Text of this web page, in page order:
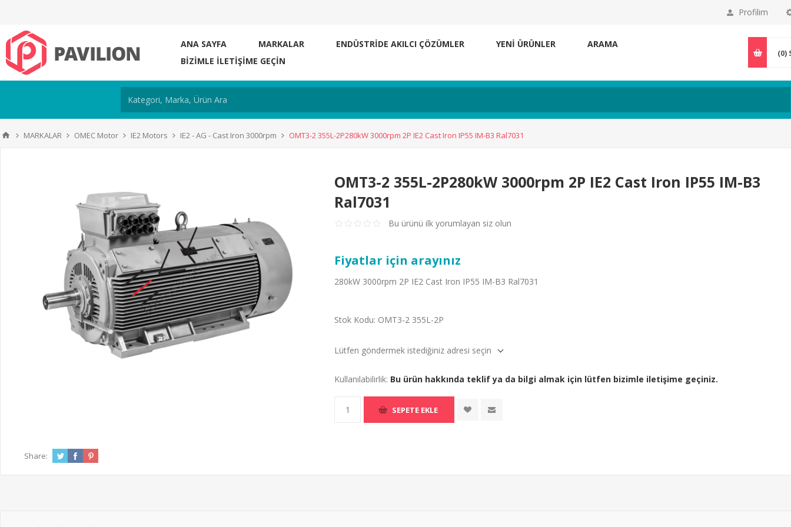
Profilim
ANA SAYFA MARKALAR ENDÜSTRİDE AKILCI ÇÖZÜMLER YENI ÜRÜNLER
ARAMA
BIZIMLE ILETIŞIME GEÇIN
(0)
MARKALAR OMEC Motor IE2 Motors IE2 - AG - Cast Iron 3000rpm OMT3-2 355L-2P280kW 3000rpm 2P IE2 Cast Iron IP55 IM-B3 Ral7031
OMT3-2 355L-2P280kW 3000rpm 2P IE2 Cast Iron IP55 IM-B3
Ral7031
Bu ürünü ilk yorumlayan siz olun
Fiyatlar için arayınız
280kW 3000rpm 2P IE2 Cast Iron IP55 IM-B3 Ral7031
Stok Kodu: OMT3-2 355L-2P
Lütfen göndermek istediğiniz adresi seçin
Kullanılabilirlik: Bu ürün hakkında teklif ya da bilgi almak için lütfen bizimle iletişime geçiniz.
Share: